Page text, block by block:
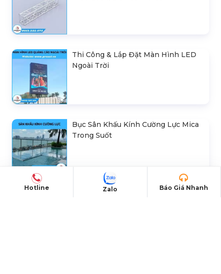
Thi Công & Lắp Đặt Màn Hình LED
Ngoài Trời
Bục Sân Khấu Kính Cường Lực Mica
Trong Suốt
Thi Công, Lắp Đặt Sân Khấu Hội
Hotline Báo Giá Nhanh
Zalo